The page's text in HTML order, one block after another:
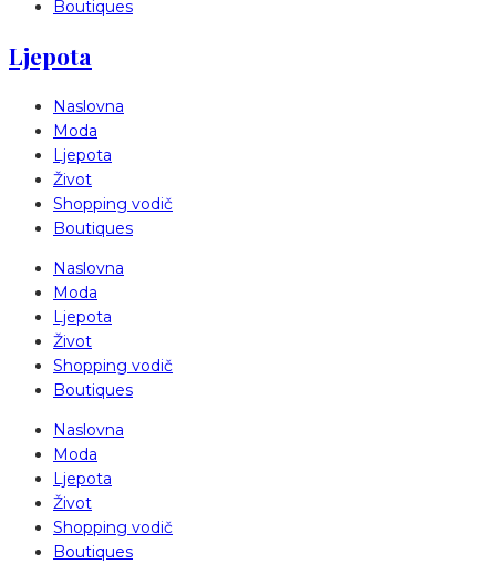
Boutiques
Ljepota
Naslovna
Moda
Ljepota
Život
Shopping vodič
Boutiques
Naslovna
Moda
Ljepota
Život
Shopping vodič
Boutiques
Naslovna
Moda
Ljepota
Život
Shopping vodič
Boutiques